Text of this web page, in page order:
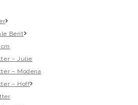
Berit
cm
– Julie
– Modena
– Hoff